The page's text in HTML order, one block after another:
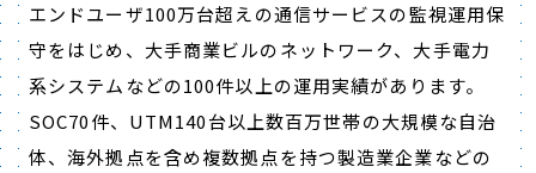
エンドユーザ100万台超えの通信サービスの監視運用保
守をはじめ、大手商業ビルのネットワーク、大手電力
系システムなどの100件以上の運用実績があります。
SOC70件、UTM140台以上数百万世帯の大規模な自治
体、海外拠点を含め複数拠点を持つ製造業企業などの